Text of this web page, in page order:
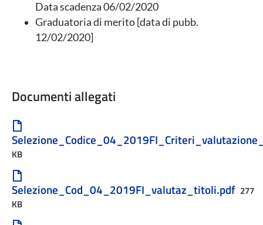
Data scadenza 06/02/2020
Graduatoria di merito [data di pubb.
12/02/2020]
Documenti allegati
KB
Selezione_Cod_04_2019FI_valutaz_titoli.pdf 277
KB